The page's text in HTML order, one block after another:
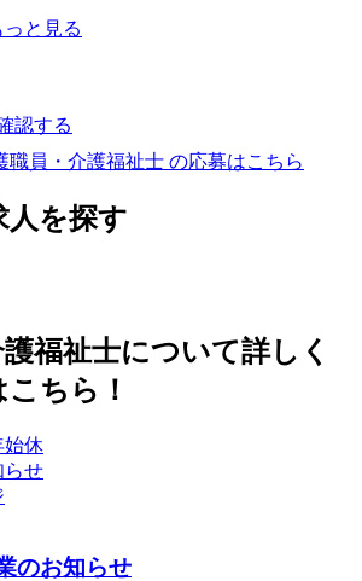
認する
職員・介護福祉士 の応募はこちら
人を探す
福祉士について詳しく
ちら！
のお知らせ